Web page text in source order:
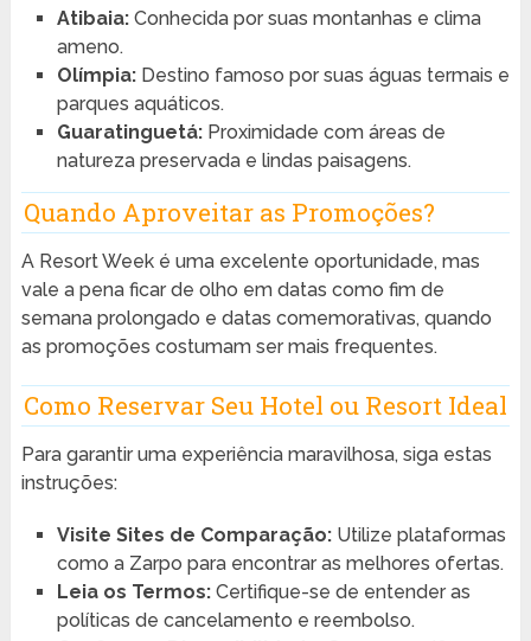
Atibaia:Conhecida por suas montanhas e clima
ameno.
Olímpia:Destino famoso por suas águas termais e
parques aquáticos.
Guaratinguetá:Proximidade com áreas de
natureza preservada e lindas paisagens.
Quando Aproveitar as Promoções?
A Resort Week é uma excelente oportunidade, mas
vale a pena ficar de olho em datas como fim de
semana prolongado e datas comemorativas, quando
as promoções costumam ser mais frequentes.
Como Reservar Seu Hotel ou Resort Ideal
Para garantir uma experiência maravilhosa, siga estas
instruções:
Visite Sites de Comparação:Utilize plataformas
como a Zarpo para encontrar as melhores ofertas.
Leia os Termos:Certifique-se de entender as
políticas de cancelamento e reembolso.